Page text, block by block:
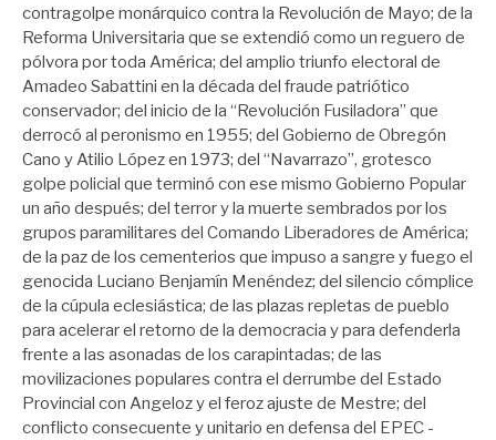
contragolpe monárquico contra la Revolución de Mayo; de la
Reforma Universitaria que se extendió como un reguero de
pólvora por toda América; del amplio triunfo electoral de
Amadeo Sabattini en la década del fraude patriótico
conservador; del inicio de la “Revolución Fusiladora” que
derrocó al peronismo en 1955; del Gobierno de Obregón
Cano y Atilio López en 1973; del “Navarrazo”, grotesco
golpe policial que terminó con ese mismo Gobierno Popular
un año después; del terror y la muerte sembrados por los
grupos paramilitares del Comando Liberadores de América;
de la paz de los cementerios que impuso a sangre y fuego el
genocida Luciano Benjamín Menéndez; del silencio cómplice
de la cúpula eclesiástica; de las plazas repletas de pueblo
para acelerar el retorno de la democracia y para defenderla
frente a las asonadas de los carapintadas; de las
movilizaciones populares contra el derrumbe del Estado
Provincial con Angeloz y el feroz ajuste de Mestre; del
conflicto consecuente y unitario en defensa del EPEC -